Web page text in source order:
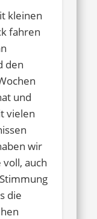
kleinen
fahren
den
und
vielen
wir
auch
die